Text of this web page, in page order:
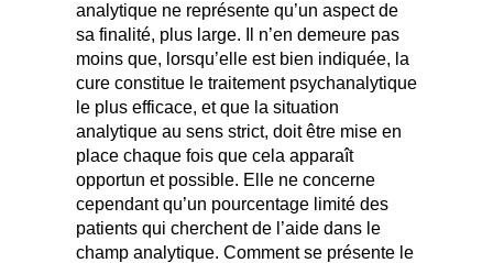
analytique ne représente qu’un aspect de
sa finalité, plus large. Il n’en demeure pas
moins que, lorsqu’elle est bien indiquée, la
cure constitue le traitement psychanalytique
le plus efficace, et que la situation
analytique au sens strict, doit être mise en
place chaque fois que cela apparaît
opportun et possible. Elle ne concerne
cependant qu’un pourcentage limité des
patients qui cherchent de l’aide dans le
champ analytique. Comment se présente le